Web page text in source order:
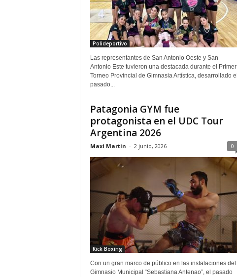
Polideportivo
Las representantes de San Antonio Oeste y San
Antonio Este tuvieron una destacada durante el Primer
Torneo Provincial de Gimnasia Artística, desarrollado el
pasado...
Patagonia GYM fue
protagonista en el UDC Tour
Argentina 2026
Maxi Martin - 2 junio, 2026 0
Kick Boxing
Con un gran marco de público en las instalaciones del
Gimnasio Municipal “Sebastiana Antenao”, el pasado